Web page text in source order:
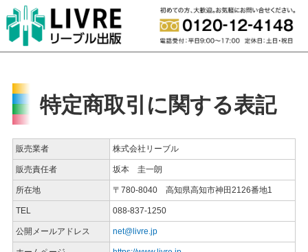
特定商取引に関する表記
販売業者 株式会社リーブル
販売責任者 坂本 圭一朗
所在地 〒780-8040 高知県高知市神田2126番地1
TEL 088-837-1250
公開メールアドレス net@livre.jp